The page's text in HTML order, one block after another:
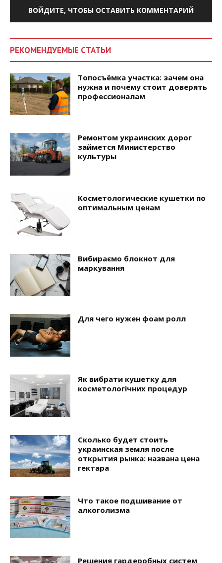
ВОЙДИТЕ, ЧТОБЫ ОСТАВИТЬ КОММЕНТАРИЙ
РЕКОМЕНДУЕМЫЕ СТАТЬИ
Топосъёмка участка: зачем она
нужна и почему стоит доверять
профессионалам
Ремонтом украинских дорог
займется Министерство
культуры
Косметологические кушетки по
оптимальным ценам
Вибираємо блокнот для
маркування
Для чего нужен фоам ролл
Як вибрати кушетку для
косметологічних процедур
Сколько будет стоить
украинская земля после
открытия рынка: названа цена
гектара
Что такое подшивание от
алкоголизма
Решения гардеробных систем